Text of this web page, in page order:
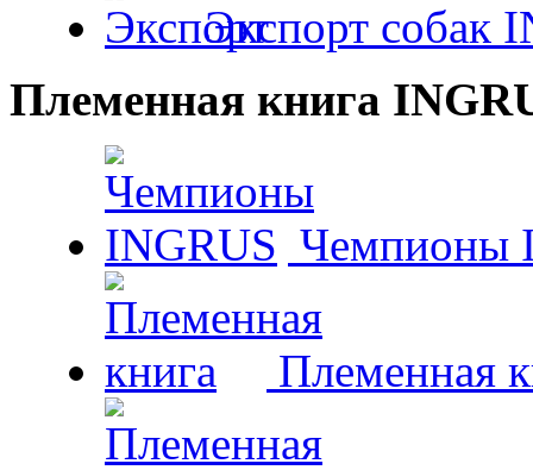
Экспорт собак
Племенная книга
Чемпионы
Племенная